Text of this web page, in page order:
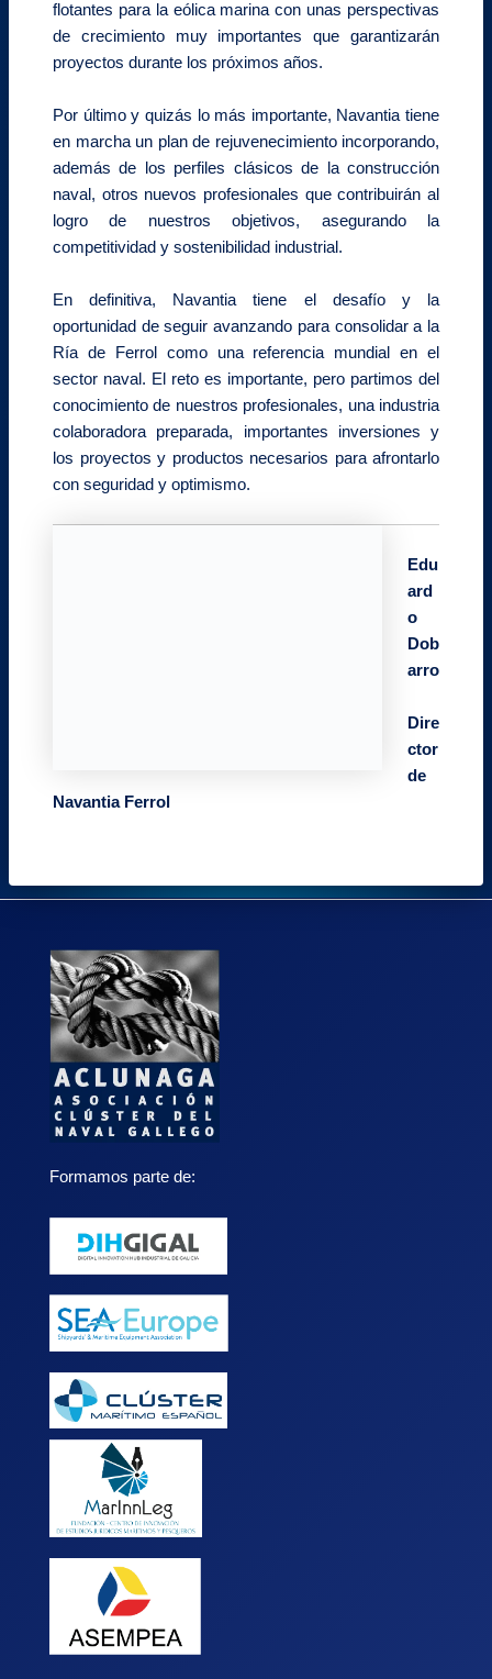
flotantes para la eólica marina con unas perspectivas
de crecimiento muy importantes que garantizarán
proyectos durante los próximos años.
Por último y quizás lo más importante, Navantia tiene
en marcha un plan de rejuvenecimiento incorporando,
además de los perfiles clásicos de la construcción
naval, otros nuevos profesionales que contribuirán al
logro de nuestros objetivos, asegurando la
competitividad y sostenibilidad industrial.
En definitiva, Navantia tiene el desafío y la
oportunidad de seguir avanzando para consolidar a la
Ría de Ferrol como una referencia mundial en el
sector naval. El reto es importante, pero partimos del
conocimiento de nuestros profesionales, una industria
colaboradora preparada, importantes inversiones y
los proyectos y productos necesarios para afrontarlo
con seguridad y optimismo.
Edu
ard
o
Dob
arro
Dire
ctor
de
Navantia Ferrol
Formamos parte de: